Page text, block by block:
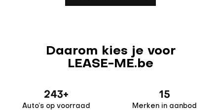
Daarom kies je voor
LEASE-ME.be
243+
Auto’s op voorraad
15
Merken in aanbod